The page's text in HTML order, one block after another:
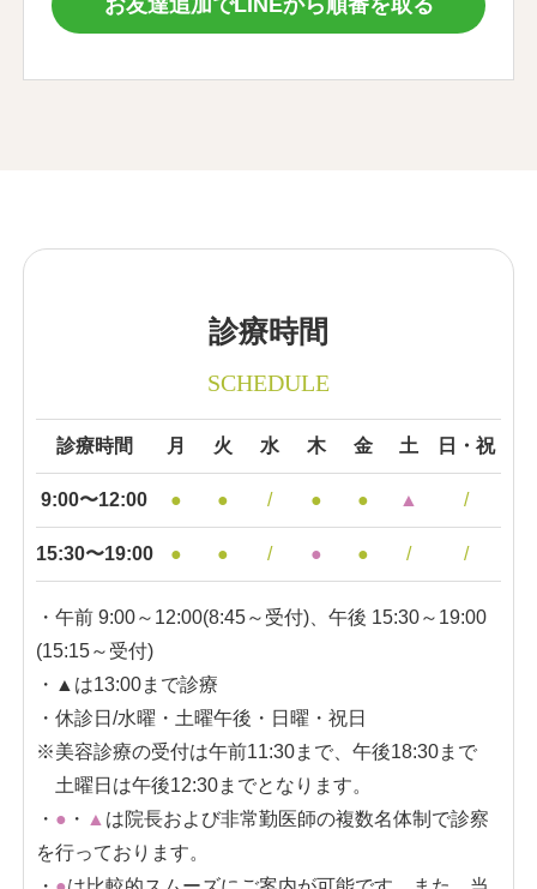
診療時間
SCHEDULE
診療時間 月 火 水 木 金 土 日・祝
9:00〜12:00 ● ● / ● ● ▲ /
15:30〜19:00 ● ● / ● ● / /
・午前 9:00～12:00(8:45～受付)、午後 15:30～19:00
(15:15～受付)
・▲は13:00まで診療
・休診日/水曜・土曜午後・日曜・祝日
※美容診療の受付は午前11:30まで、午後18:30まで
土曜日は午後12:30までとなります。
・ ● ・ ▲ は院長および非常勤医師の複数名体制で診察
を行っております。